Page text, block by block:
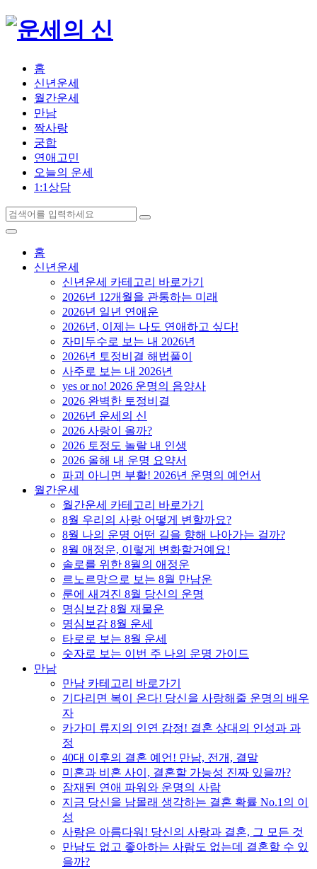
홈
신년운세
월간운세
만남
짝사랑
궁합
연애고민
오늘의 운세
1:1상담
홈
신년운세
신년운세 카테고리 바로가기
2026년 12개월을 관통하는 미래
2026년 일년 연애운
2026년, 이제는 나도 연애하고 싶다!
자미두수로 보는 내 2026년
2026년 토정비결 해법풀이
사주로 보는 내 2026년
yes or no! 2026 운명의 음양사
2026 완벽한 토정비결
2026년 운세의 신
2026 사랑이 올까?
2026 토정도 놀랄 내 인생
2026 올해 내 운명 요약서
파괴 아니면 부활! 2026년 운명의 예언서
월간운세
월간운세 카테고리 바로가기
8월 우리의 사랑 어떻게 변할까요?
8월 나의 운명 어떤 길을 향해 나아가는 걸까?
8월 애정운, 이렇게 변화할거예요!
솔로를 위한 8월의 애정운
르노르망으로 보는 8월 만남운
룬에 새겨진 8월 당신의 운명
명심보감 8월 재물운
명심보감 8월 운세
타로로 보는 8월 운세
숫자로 보는 이번 주 나의 운명 가이드
만남
만남 카테고리 바로가기
기다리면 복이 온다! 당신을 사랑해줄 운명의 배우
자
카가미 류지의 인연 감정! 결혼 상대의 인성과 과
정
40대 이후의 결혼 예언! 만남, 전개, 결말
미혼과 비혼 사이, 결혼할 가능성 진짜 있을까?
잠재된 연애 파워와 운명의 사람
지금 당신을 남몰래 생각하는 결혼 확률 No.1의 이
성
사랑은 아름다워! 당신의 사랑과 결혼, 그 모든 것
만남도 없고 좋아하는 사람도 없는데 결혼할 수 있
을까?